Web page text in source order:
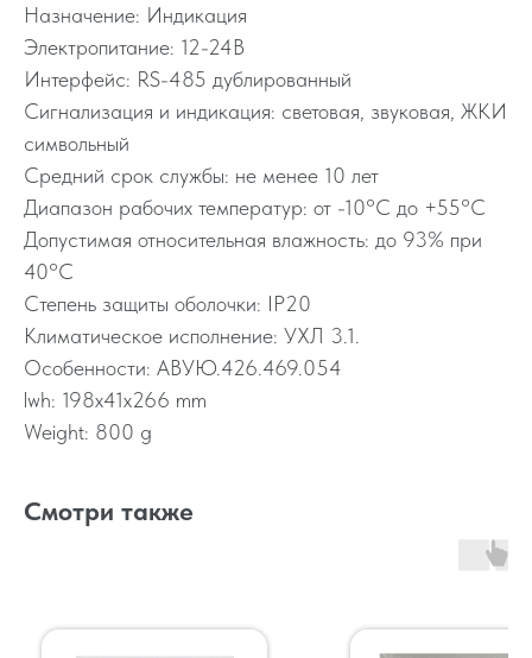
Назначение: Индикация
Электропитание: 12-24В
Интерфейс: RS-485 дублированный
Сигнализация и индикация: световая, звуковая, ЖКИ
символьный
Средний срок службы: не менее 10 лет
Диапазон рабочих температур: от -10°C до +55°C
Допустимая относительная влажность: до 93% при
40°C
Степень защиты оболочки: IP20
Климатическое исполнение: УХЛ 3.1.
Особенности: АВУЮ.426.469.054
lwh: 198x41x266 mm
Weight: 800 g
Смотри также